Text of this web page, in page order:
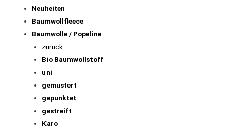
Neuheiten
Baumwollfleece
Baumwolle / Popeline
zurück
Bio Baumwollstoff
uni
gemustert
gepunktet
gestreift
Karo